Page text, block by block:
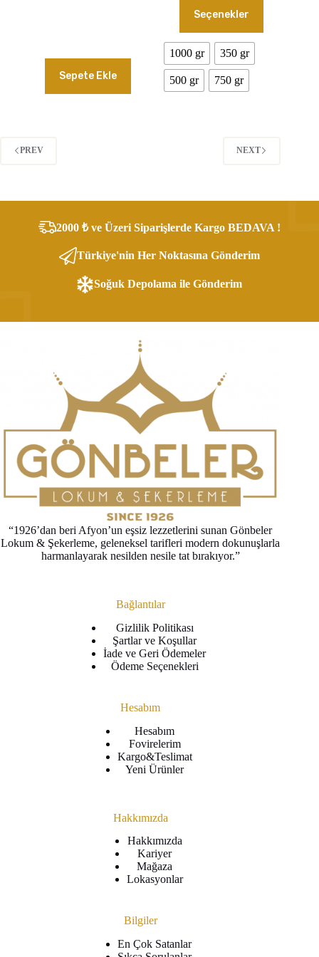
Sepete Ekle
Seçenekler
ürünün
fazla
varyasyonu
var.
Seçenekler
ürün
1000 gr 350 gr
500 gr 750 gr
PREV NEXT
2000 ₺ ve Üzeri Siparişlerde Kargo BEDAVA !
Türkiye'nin Her Noktasına Gönderim
Soğuk Depolama ile Gönderim
“1926’dan beri Afyon’un eşsiz lezzetlerini sunan Gönbeler
Lokum & Şekerleme, geleneksel tarifleri modern dokunuşlarla
harmanlayarak nesilden nesile tat bırakıyor.”
Bağlantılar
Gizlilik Politikası
Şartlar ve Koşullar
İade ve Geri Ödemeler
Ödeme Seçenekleri
Hesabım
Hesabım
Fovirelerim
Kargo&Teslimat
Yeni Ürünler
Hakkımızda
Hakkımızda
Kariyer
Mağaza
Lokasyonlar
Bilgiler
En Çok Satanlar